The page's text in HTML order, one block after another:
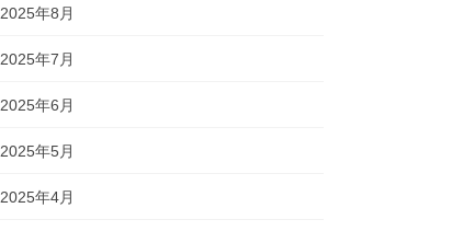
2025年8月
2025年7月
2025年6月
2025年5月
2025年4月